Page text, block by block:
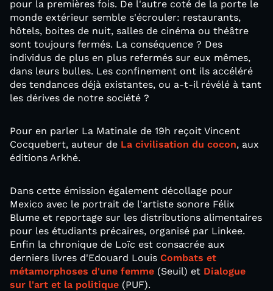
pour la premières fois. De l'autre coté de la porte le
monde extérieur semble s'écrouler: restaurants,
hôtels, boites de nuit, salles de cinéma ou théâtre
sont toujours fermés. La conséquence ? Des
individus de plus en plus refermés sur eux mêmes,
dans leurs bulles. Les confinement ont ils accéléré
des tendances déjà existantes, ou a-t-il révélé à tant
les dérives de notre société ?
Pour en parler La Matinale de 19h reçoit Vincent
Cocquebert, auteur de La civilisation du cocon, aux
éditions Arkhé.
Dans cette émission également décollage pour
Mexico avec le portrait de l'artiste sonore Félix
Blume et reportage sur les distributions alimentaires
pour les étudiants précaires, organisé par Linkee.
Enfin la chronique de Loïc est consacrée aux
derniers livres d'Edouard Louis Combats et
métamorphoses d'une femme (Seuil) et Dialogue
sur l'art et la politique (PUF).